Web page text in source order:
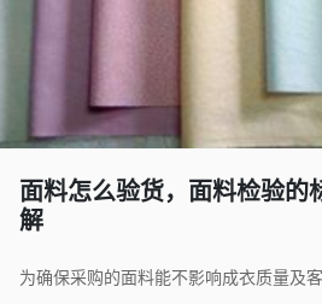
面料怎么验货，面料检验的
解